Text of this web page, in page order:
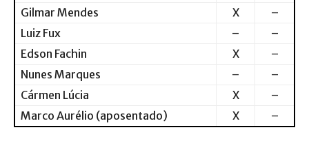
Gilmar Mendes
X
–
Luiz Fux
–
–
Edson Fachin
X
–
Nunes Marques
–
–
Cármen Lúcia
X
–
Marco Aurélio (aposentado)
X –